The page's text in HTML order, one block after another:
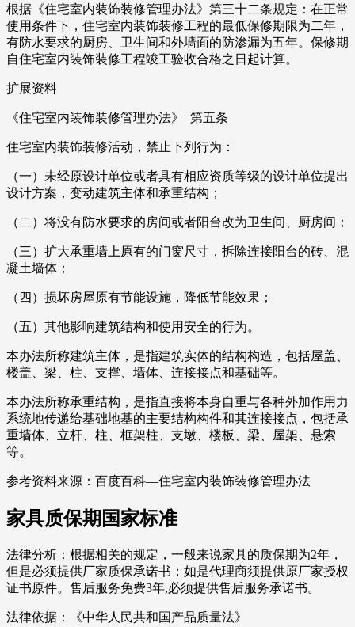
根据《住宅室内装饰装修管理办法》第三十二条规定：在正常
使用条件下，住宅室内装饰装修工程的最低保修期限为二年，
有防水要求的厨房、卫生间和外墙面的防渗漏为五年。保修期
自住宅室内装饰装修工程竣工验收合格之日起计算。
扩展资料
《住宅室内装饰装修管理办法》 第五条
住宅室内装饰装修活动，禁止下列行为：
（一）未经原设计单位或者具有相应资质等级的设计单位提出
设计方案，变动建筑主体和承重结构；
（二）将没有防水要求的房间或者阳台改为卫生间、厨房间；
（三）扩大承重墙上原有的门窗尺寸，拆除连接阳台的砖、混
凝土墙体；
（四）损坏房屋原有节能设施，降低节能效果；
（五）其他影响建筑结构和使用安全的行为。
本办法所称建筑主体，是指建筑实体的结构构造，包括屋盖、
楼盖、梁、柱、支撑、墙体、连接接点和基础等。
本办法所称承重结构，是指直接将本身自重与各种外加作用力
系统地传递给基础地基的主要结构构件和其连接接点，包括承
重墙体、立杆、柱、框架柱、支墩、楼板、梁、屋架、悬索
等。
参考资料来源：百度百科—住宅室内装饰装修管理办法
家具质保期国家标准
法律分析：根据相关的规定，一般来说家具的质保期为2年，
但是必须提供厂家质保承诺书；如是代理商须提供原厂家授权
证书原件。售后服务免费3年,必须提供售后服务承诺书。
法律依据：《中华人民共和国产品质量法》